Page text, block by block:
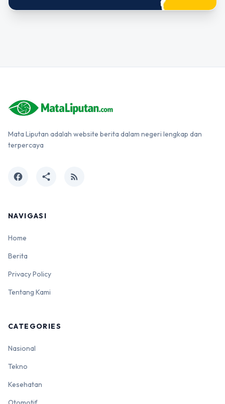
Mata Liputan adalah website berita dalam negeri lengkap dan
terpercaya
facebook share rss_feed
NAVIGASI
Home
Berita
Privacy Policy
Tentang Kami
CATEGORIES
Nasional
Tekno
Kesehatan